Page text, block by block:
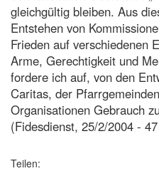
gleichgültig bleiben. Aus
Entstehen von
Frieden auf verschiedenen
Arme, Gerechtigkeit und
fordere ich auf, von den
Caritas, der
Organisationen Gebrauch
(Fidesdienst, 25/2/2004 -
Teilen: